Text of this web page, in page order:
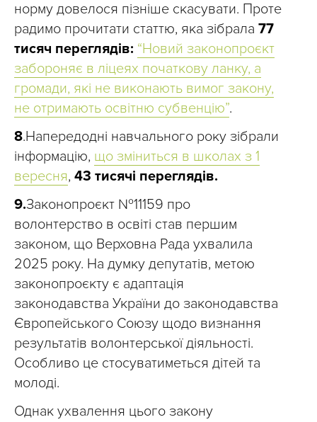
норму довелося пізніше скасувати. Проте
радимо прочитати статтю, яка зібрала 77
тисяч переглядів: “Новий законопроєкт
забороняє в ліцеях початкову ланку, а
громади, які не виконають вимог закону,
не отримають освітню субвенцію”.
8.Напередодні навчального року зібрали
інформацію, що зміниться в школах з 1
вересня, 43 тисячі переглядів.
9.Законопроєкт №11159 про
волонтерство в освіті став першим
законом, що Верховна Рада ухвалила
2025 року. На думку депутатів, метою
законопроєкту є адаптація
законодавства України до законодавства
Європейського Союзу щодо визнання
результатів волонтерської діяльності.
Особливо це стосуватиметься дітей та
молоді.
Однак ухвалення цього закону